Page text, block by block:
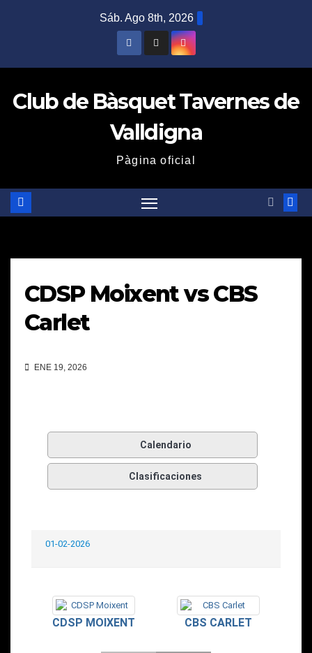
Sáb. Ago 8th, 2026
Club de Bàsquet Tavernes de
Valldigna
Pàgina oficial
CDSP Moixent vs CBS
Carlet
ENE 19, 2026
Calendario
Clasificaciones
01-02-2026
CDSP MOIXENT CBS CARLET